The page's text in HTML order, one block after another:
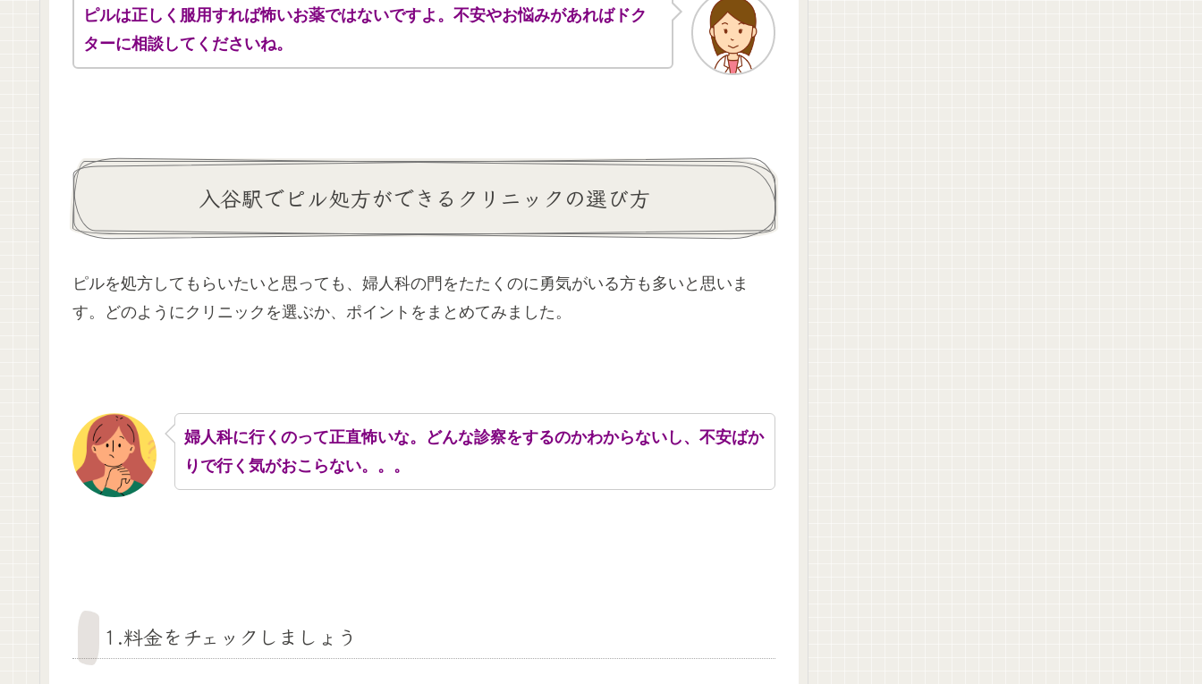
ピルは正しく服用すれば怖いお薬ではないですよ。不安やお悩みがあればドク
ターに相談してくださいね。
入谷駅でピル処方ができるクリニックの選び方
ピルを処方してもらいたいと思っても、婦人科の門をたたくのに勇気がいる方も多いと思いま
す。どのようにクリニックを選ぶか、ポイントをまとめてみました。
婦人科に行くのって正直怖いな。どんな診察をするのかわからないし、不安ばか
りで行く気がおこらない。。。
1.料金をチェックしましょう